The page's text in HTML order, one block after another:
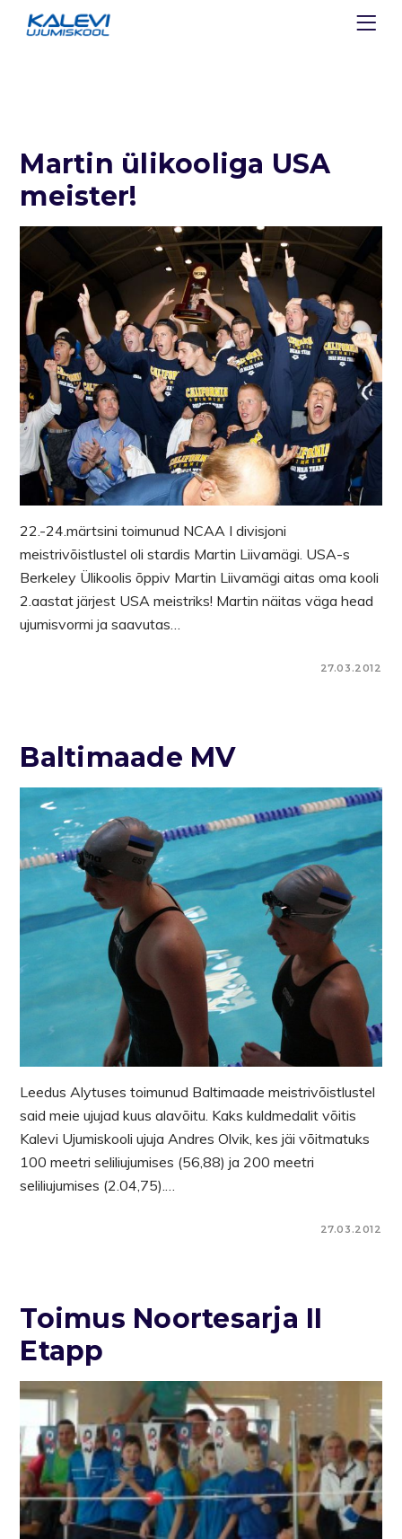
Martin ülikooliga USA
meister!
22.-24.märtsini toimunud NCAA I divisjoni
meistrivõistlustel oli stardis Martin Liivamägi. USA-s
Berkeley Ülikoolis õppiv Martin Liivamägi aitas oma kooli
2.aastat järjest USA meistriks! Martin näitas väga head
ujumisvormi ja saavutas…
27.03.2012
Baltimaade MV
Leedus Alytuses toimunud Baltimaade meistrivõistlustel
said meie ujujad kuus alavõitu. Kaks kuldmedalit võitis
Kalevi Ujumiskooli ujuja Andres Olvik, kes jäi võitmatuks
100 meetri seliliujumises (56,88) ja 200 meetri
seliliujumises (2.04,75).…
27.03.2012
Toimus Noortesarja II
Etapp